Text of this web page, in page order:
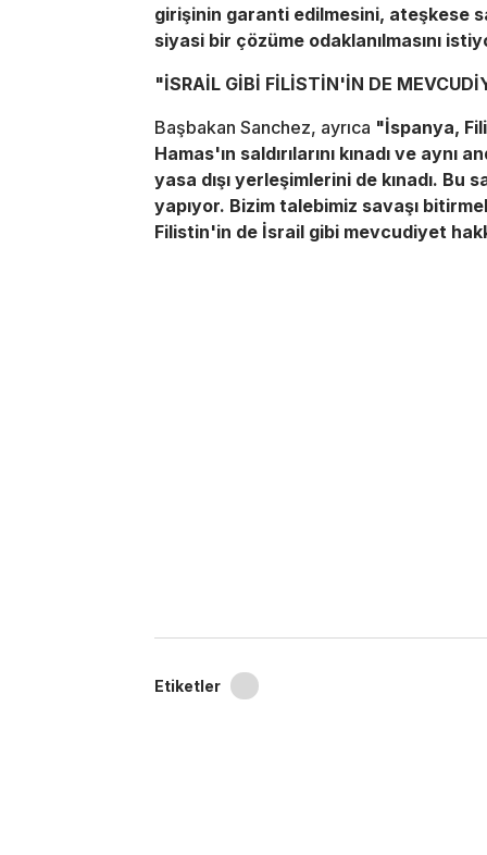
girişinin garanti edilmesini, ateşkese
siyasi bir çözüme odaklanılmasını
"İSRAİL GİBİ FİLİSTİN'İN DE
Başbakan Sanchez, ayrıca "İspanya,
Hamas'ın saldırılarını kınadı ve
yasa dışı yerleşimlerini de kınadı.
yapıyor. Bizim talebimiz savaşı
Filistin'in de İsrail gibi mevcudiyet
Etiketler